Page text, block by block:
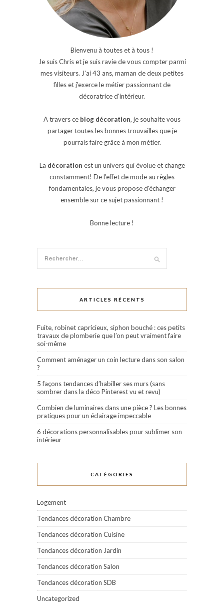
Bienvenu à toutes et à tous !
Je suis Chris et je suis ravie de vous compter parmi
mes visiteurs. J'ai 43 ans, maman de deux petites
filles et j'exerce le métier passionnant de
décoratrice d'intérieur.
A travers ce blog décoration, je souhaite vous
partager toutes les bonnes trouvailles que je
pourrais faire grâce à mon métier.
La décoration est un univers qui évolue et change
constamment! De l'effet de mode au règles
fondamentales, je vous propose d'échanger
ensemble sur ce sujet passionnant !
Bonne lecture !
ARTICLES RÉCENTS
Fuite, robinet capricieux, siphon bouché : ces petits
travaux de plomberie que l’on peut vraiment faire
soi-même
Comment aménager un coin lecture dans son salon
?
5 façons tendances d’habiller ses murs (sans
sombrer dans la déco Pinterest vu et revu)
Combien de luminaires dans une pièce ? Les bonnes
pratiques pour un éclairage impeccable
6 décorations personnalisables pour sublimer son
intérieur
CATÉGORIES
Logement
Tendances décoration Chambre
Tendances décoration Cuisine
Tendances décoration Jardin
Tendances décoration Salon
Tendances décoration SDB
Uncategorized